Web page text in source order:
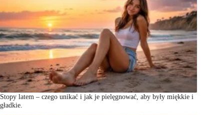
Stopy latem – czego unikać i jak je pielęgnować, aby były miękkie i
gładkie.